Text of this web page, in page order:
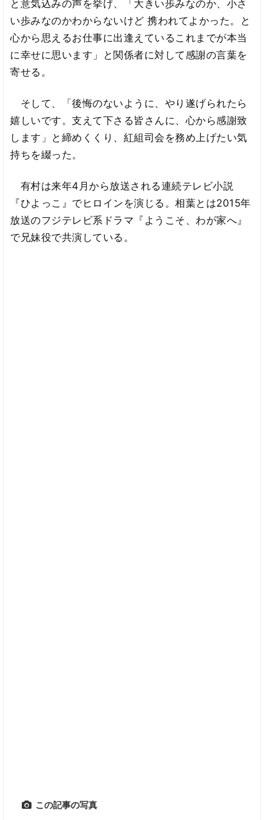
と意気込みの声を挙げ、「大きい歩みなのか、小さ
い歩みなのかわからないけど 携われてよかった。と
心から思えるお仕事に出逢えているこれまでが本当
に幸せに思います」と関係者に対して感謝の言葉を
寄せる。
そして、「後悔のないように、やり遂げられたら
嬉しいです。支えて下さる皆さんに、心から感謝致
します」と締めくくり、紅組司会を務め上げたい気
持ちを綴った。
有村は来年4月から放送される連続テレビ小説
『ひよっこ』でヒロインを演じる。相葉とは2015年
放送のフジテレビ系ドラマ『ようこそ、わが家へ』
で兄妹役で共演している。
この記事の写真